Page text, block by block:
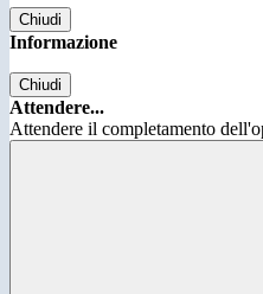
Chiudi
Informazione
Chiudi
Attendere...
Attendere il completamento